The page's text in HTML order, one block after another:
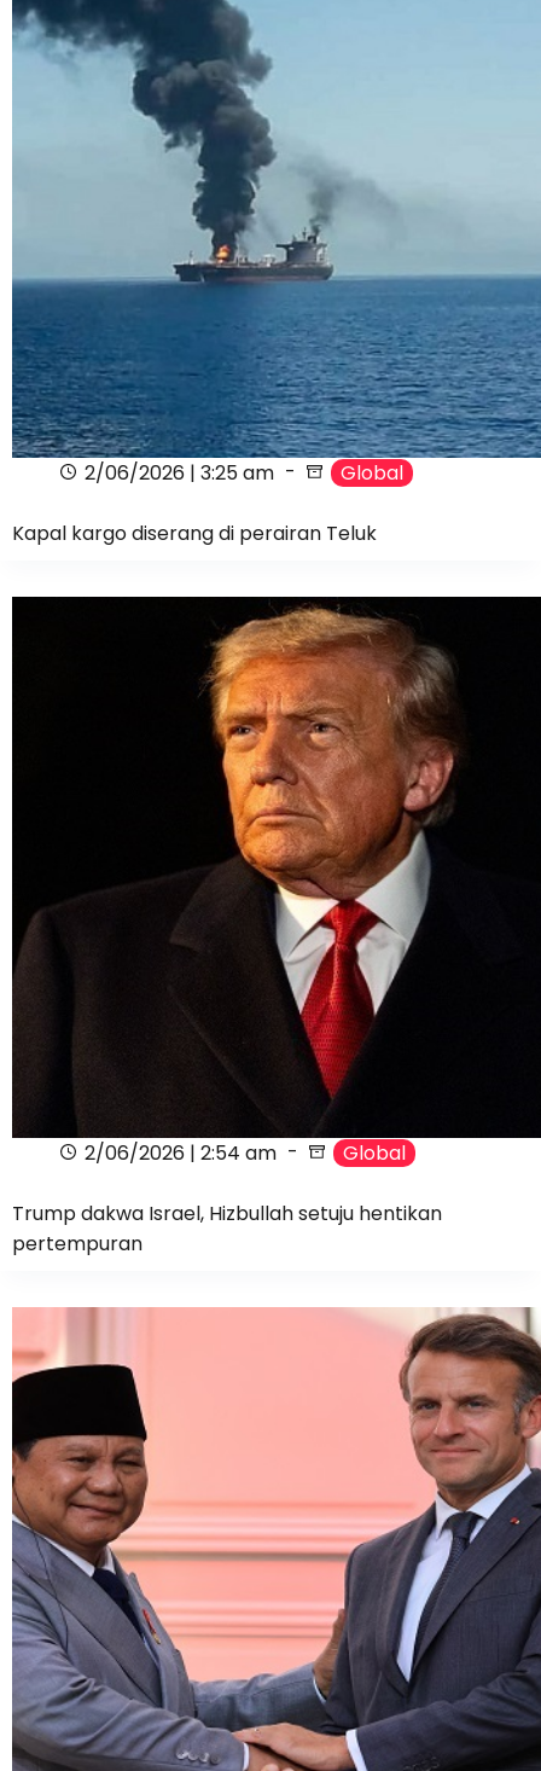
2/06/2026 | 3:25 am Global
Kapal kargo diserang di perairan Teluk
2/06/2026 | 2:54 am Global
Trump dakwa Israel, Hizbullah setuju hentikan
pertempuran